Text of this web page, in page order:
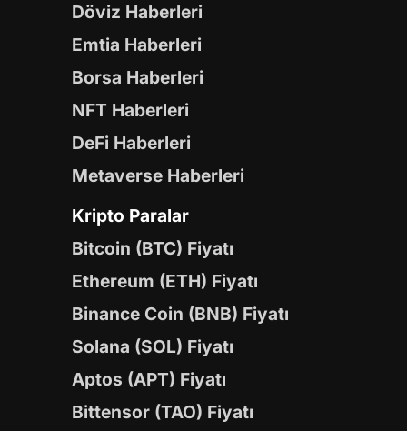
Döviz Haberleri
Emtia Haberleri
Borsa Haberleri
NFT Haberleri
DeFi Haberleri
Metaverse Haberleri
Kripto Paralar
Bitcoin (BTC) Fiyatı
Ethereum (ETH) Fiyatı
Binance Coin (BNB) Fiyatı
Solana (SOL) Fiyatı
Aptos (APT) Fiyatı
Bittensor (TAO) Fiyatı